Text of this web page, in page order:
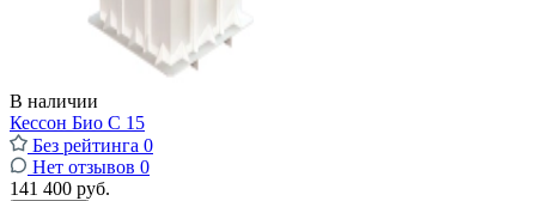
В наличии
Кессон Био С 15
Без рейтинга 0
Нет отзывов 0
141 400 руб.